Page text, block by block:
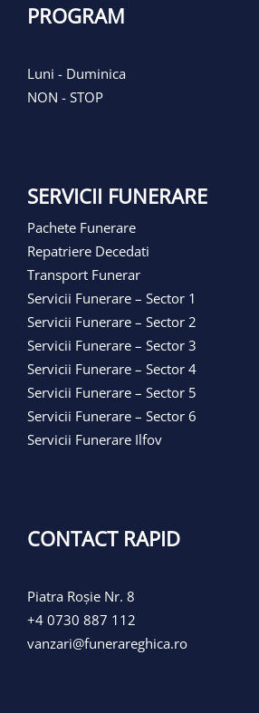
PROGRAM
Luni - Duminica
NON - STOP
SERVICII FUNERARE
Pachete Funerare
Repatriere Decedati
Transport Funerar
Servicii Funerare – Sector 1
Servicii Funerare – Sector 2
Servicii Funerare – Sector 3
Servicii Funerare – Sector 4
Servicii Funerare – Sector 5
Servicii Funerare – Sector 6
Servicii Funerare Ilfov
CONTACT RAPID
Piatra Roșie Nr. 8
+4 0730 887 112
vanzari@funerareghica.ro